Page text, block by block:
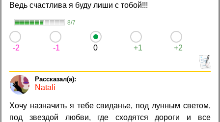
Ведь счастлива я буду лиши с тобой!!!
8/7
-2 -1 0 +1 +2
Natali
Хочу назначить я тебе свиданье, под лунным светом,
под звездой любви, где сходятся дороги и все